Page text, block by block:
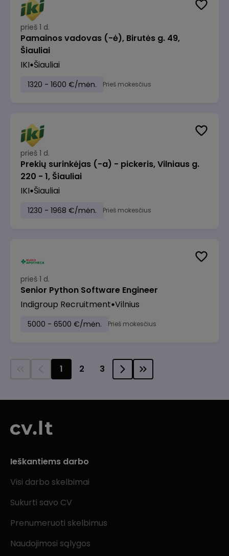
prieš 1 d.
Pamainos vadovas (-ė), Birutės g. 49,
Šiauliai
IKI Šiauliai
1320 - 1600 €/mėn. Prieš mokesčius
prieš 1 d.
Prekių surinkėjas (-a) - pickeris, Vilniaus g.
220 - 1, Šiauliai
IKI Šiauliai
1230 - 1968 €/mėn. Prieš mokesčius
prieš 1 d.
Senior Python Software Engineer
Indigroup Recruitment Vilnius
5000 - 6500 €/mėn. Prieš mokesčius
1 2 3
Ieškantiems darbo
Visi darbo skelbimai
Sukurti savo CV
Prenumeruoti skelbimus
Naudojimosi sąlygos